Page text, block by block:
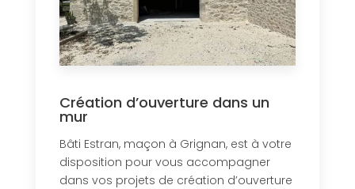
Création d’ouverture dans un
mur
Bâti Estran, maçon à Grignan, est à votre
disposition pour vous accompagner
dans vos projets de création d’ouverture